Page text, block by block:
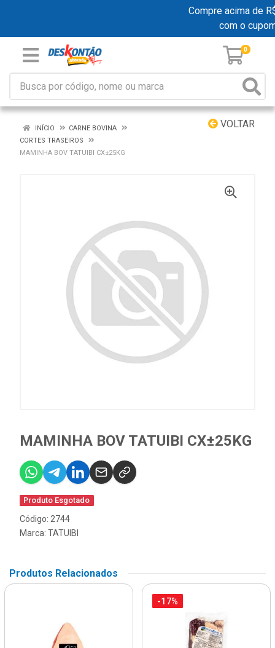
Compre acima de
com o
0
VOLTAR
INÍCIO
CARNE BOVINA
CORTES TRASEIROS
MAMINHA BOV TATUIBI CX±25KG
MAMINHA BOV TATUIBI CX±25KG
Produto Esgotado
Código: 2744
Marca: TATUIBI
Produtos Relacionados
-17%